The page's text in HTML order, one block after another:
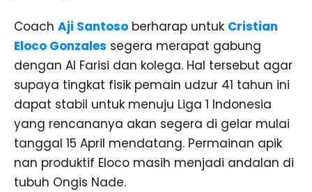
Coach Aji Santoso berharap untuk Cristian
Eloco Gonzales segera merapat gabung
dengan Al Farisi dan kolega. Hal tersebut agar
supaya tingkat fisik pemain udzur 41 tahun ini
dapat stabil untuk menuju Liga 1 Indonesia
yang rencananya akan segera di gelar mulai
tanggal 15 April mendatang. Permainan apik
nan produktif Eloco masih menjadi andalan di
tubuh Ongis Nade.